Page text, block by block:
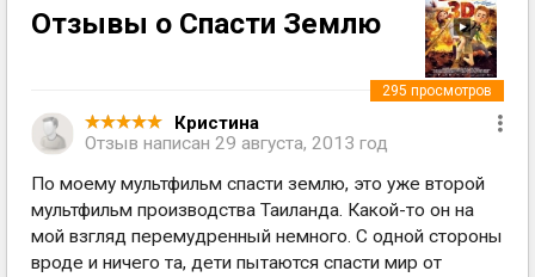
Отзывы о Спасти Землю
Кристина
Отзыв написан 29 августа, 2013 год
295 просмотров
По моему мультфильм спасти землю, это уже второй
мультфильм производства Таиланда. Какой-то он на
мой взгляд перемудренный немного. С одной стороны
вроде и ничего та, дети пытаются спасти мир от